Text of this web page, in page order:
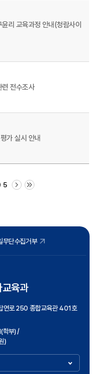
리 교육과정 안내(청람사이
련 전수조사
가 실시 안내
5
다음 10 페이지 끝 페이지
무단수집거부
교육과
연로 250 종합교육관 401호
부) /
)